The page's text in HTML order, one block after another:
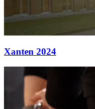
Xanten 2024